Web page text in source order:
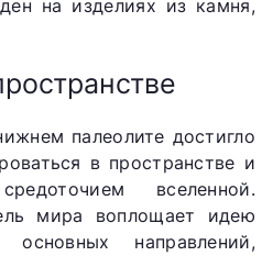
на изделиях из камня,
палеолите достигло
в пространстве и
вселенной.
мира воплощает идею
направлений,